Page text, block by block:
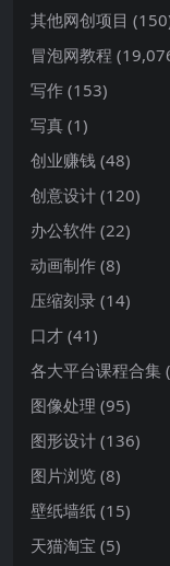
其他网创项目
冒泡网教程
写作 (153)
写真 (1)
创业赚钱 (48)
创意设计 (120)
办公软件 (22)
动画制作 (8)
压缩刻录 (14)
口才 (41)
各大平台课程合集
图像处理 (95)
图形设计 (136)
图片浏览 (8)
壁纸墙纸 (15)
天猫淘宝 (5)